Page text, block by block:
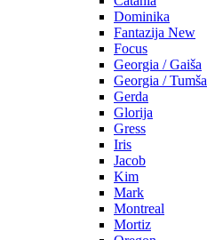
Dominika
Fantazija New
Focus
Georgia / Gaiša
Georgia / Tumša
Gerda
Glorija
Gress
Iris
Jacob
Kim
Mark
Montreal
Mortiz